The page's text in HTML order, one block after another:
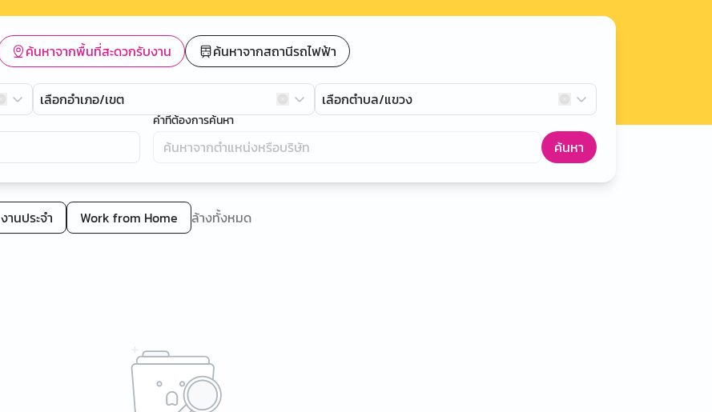
ค้นหาจากพื้นที่สะดวกรับงาน ค้นหาจากสถานีรถไฟฟ้า
เลือกอำเภอ/เขต เลือกตำบล/แขวง
คำที่ต้องการค้นหา
ค้นหา
งานประจำ Work from Home ล้างทั้งหมด